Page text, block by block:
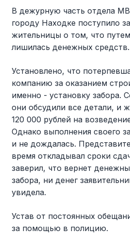
В дежурную часть отдела
городу Находке поступило
жительницы о том, что
лишилась денежных средств.
Установлено, что
компанию за оказанием
именно - установку забора.
они обсудили все детали, и
120 000 рублей на
Однако выполнения своего
и не дождалась.
время откладывал сроки
заверил, что вернет
забора, ни денег
увидела.
Устав от постоянных
за помощью в полицию.